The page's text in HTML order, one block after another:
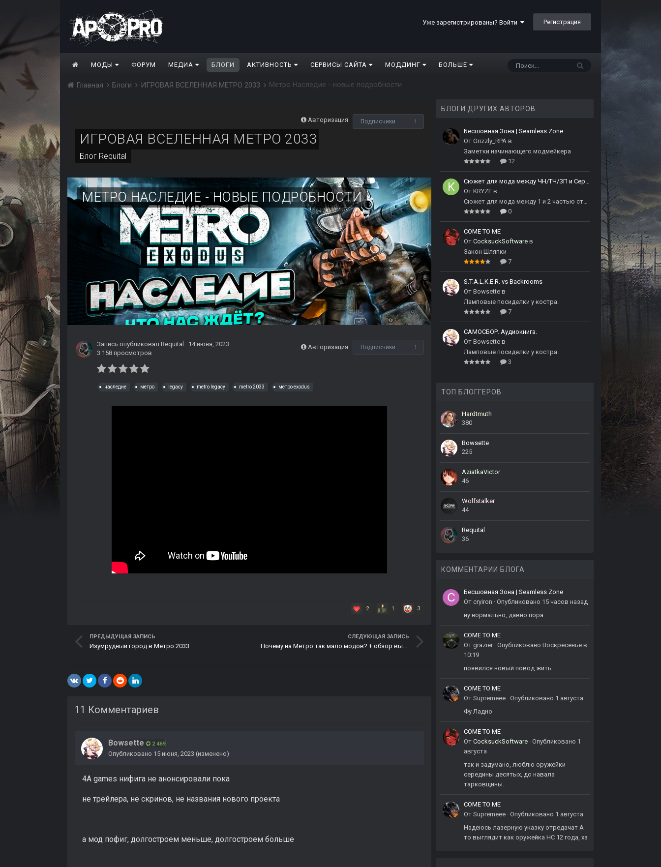
Уже зарегистрированы? Войти Регистрация
МОДЫ ФОРУМ МЕДИА БЛОГИ АКТИВНОСТЬ СЕРВИСЫ САЙТА МОДДИНГ БОЛЬШЕ
Главная Блоги ИГРОВАЯ ВСЕЛЕННАЯ МЕТРО 2033 Метро Наследие - новые подробности
Авторизация Подписчики 1
ИГРОВАЯ ВСЕЛЕННАЯ МЕТРО 2033
Блог Requital
МЕТРО НАСЛЕДИЕ - НОВЫЕ ПОДРОБНОСТИ
Авторизация Подписчики 1
Запись опубликовал Requital · 14 июня, 2023
3 158 просмотров
наследие метро legacy metro legacy metro 2033 метро exodus
2 1 3
ПРЕДЫДУЩАЯ ЗАПИСЬ
Изумрудный город в Метро 2033
СЛЕДУЮЩАЯ ЗАПИСЬ
11 Комментариев
Bowsette 2 469
Опубликовано 15 июня, 2023 (изменено)
4A games нифига не анонсировали пока
не трейлера, не скринов, не названия нового проекта
а мод пофиг, долгостроем меньше, долгостроем больше
БЛОГИ ДРУГИХ АВТОРОВ
Бесшовная Зона | Seamless Zone
От Grizzly_RPA в
Заметки начинающего модмейкера
12
Сюжет для мода между ЧН/ТЧ/ЗП и Сердцем Чернобыля
От KRYZE в
0
COME TO ME
От CocksuckSoftware в
Закон Шляпки
7
S.T.A.L.K.E.R. vs Backrooms
От Bowsette в
Ламповые посиделки у костра.
7
САМОСБОР. Аудиокнига.
От Bowsette в
Ламповые посиделки у костра.
3
ТОП БЛОГГЕРОВ
Hardtmuth
380
Bowsette
225
AziatkaVictor
46
Wolfstalker
44
Requital
36
КОММЕНТАРИИ БЛОГА
Бесшовная Зона | Seamless Zone
От cryiron · Опубликовано 15 часов назад
ну нормально, давно пора
COME TO ME
От grazier · Опубликовано Воскресенье в
10:19
появился новый повод жить
COME TO ME
От Supremeee · Опубликовано 1 августа
Фу Ладно
COME TO ME
От CocksuckSoftware · Опубликовано 1
августа
так и задумано, люблю оружейки
середины десятых, до навала
тарковщины.
COME TO ME
От Supremeee · Опубликовано 1 августа
Надеюсь лазерную указку отредачат А
то выглядит как оружейка НС 12 года, хз